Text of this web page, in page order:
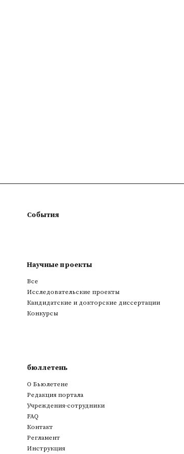
События
Научные проекты
Все
Исследовательские проекты
Кандидатские и докторские диссертации
Конкурсы
бюллетень
О Бьюлетене
Редакция портала
Учреждения-сотрудники
FAQ
Контакт
Регламент
Инструкция